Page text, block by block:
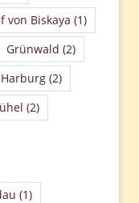
von Biskaya (1)
Grünwald (2)
Harburg (2)
(2)
(1)